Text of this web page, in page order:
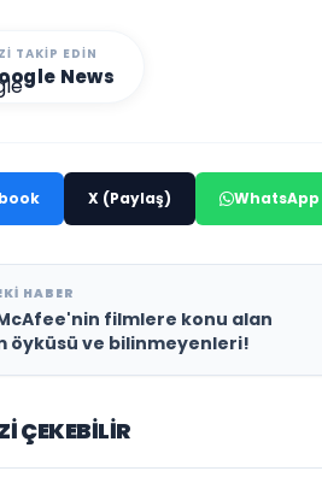
TAKIP EDIN
News
X (Paylaş) WhatsApp
HABER
filmlere konu alan
öyküsü ve bilinmeyenleri!
ÇEKEBILIR